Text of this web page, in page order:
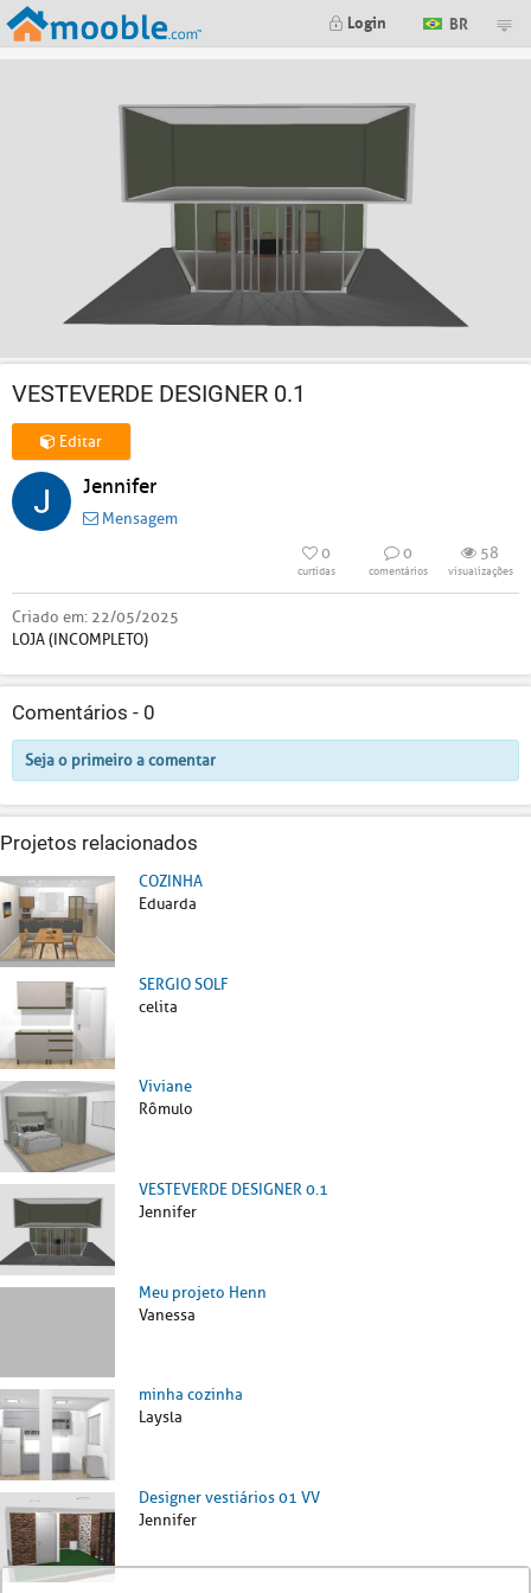
Login BR
VESTEVERDE DESIGNER 0.1
Editar
Jennifer
Mensagem
0
curtidas
0
comentários
58
visualizações
Criado em: 22/05/2025
LOJA (INCOMPLETO)
Comentários - 0
Seja o primeiro a comentar
Projetos relacionados
COZINHA
Eduarda
SERGIO SOLF
celita
Viviane
Rômulo
VESTEVERDE DESIGNER 0.1
Jennifer
Meu projeto Henn
Vanessa
minha cozinha
Laysla
Designer vestiários 01 VV
Jennifer